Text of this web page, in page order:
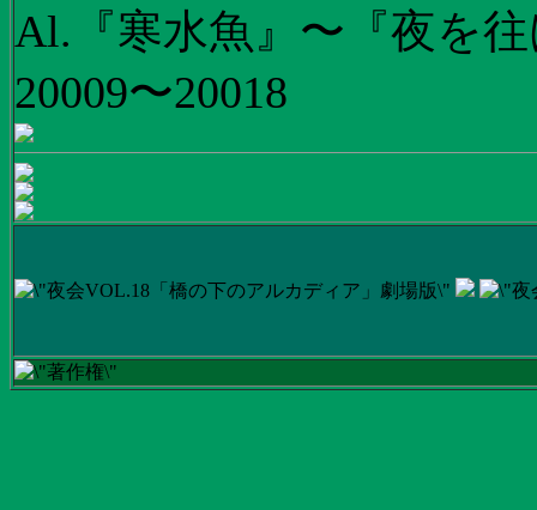
Al.『寒水魚』〜『夜を
20009〜20018